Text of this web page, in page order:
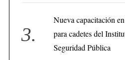
Nueva capacitación
para cadetes del
Seguridad Pública